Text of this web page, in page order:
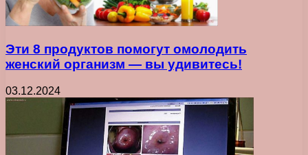
Эти 8 продуктов помогут омолодить
женский организм — вы удивитесь!
03.12.2024